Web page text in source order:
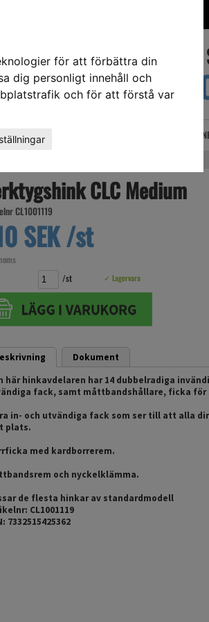
för att förbättra din
dig personligt innehåll och
och för att förstå var
VERKTYG UVC
CLC Medium
CL1001119
SEK /st
/st ✓ Lagervara
Dokument
här hinkavdelaren har 14 dubbelradiga
fack, samt måttbandshållare, ficka för
in- och utvändiga fack som ser till att alla
plats.
med kardborrerem.
och nyckelklämma.
de flesta hinkar av standardmodell
CL1001119
7332515425362